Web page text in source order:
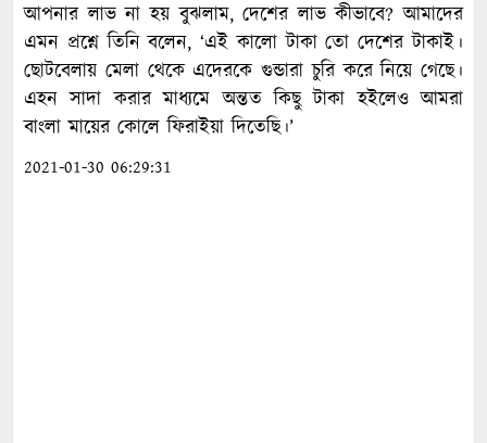
আপনার লাভ না হয় বুঝলাম, দেশের লাভ কীভাবে? আমাদের
এমন প্রশ্নে তিনি বলেন, ‘এই কালো টাকা তো দেশের টাকাই।
ছোটবেলায় মেলা থেকে এদেরকে গুন্ডারা চুরি করে নিয়ে গেছে।
এহন সাদা করার মাধ্যমে অন্তত কিছু টাকা হইলেও আমরা
বাংলা মায়ের কোলে ফিরাইয়া দিতেছি।’
2021-01-30 06:29:31